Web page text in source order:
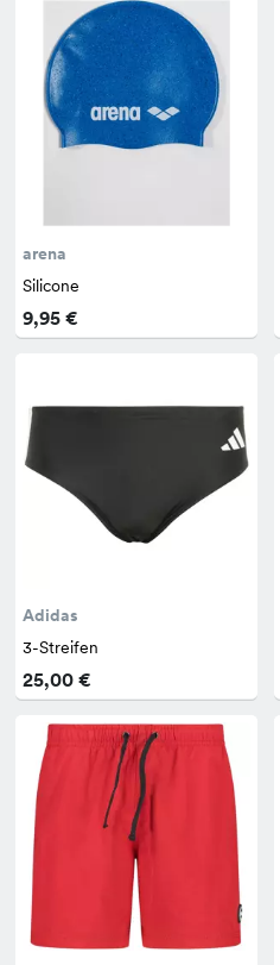
arena
Silicone
9,95 €
Adidas
3-Streifen
25,00 €